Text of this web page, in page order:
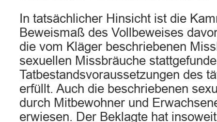
In tatsächlicher Hinsicht ist die
Beweismaß des Vollbeweises
die vom Kläger beschriebenen
sexuellen Missbräuche
Tatbestandsvoraussetzungen des
erfüllt. Auch die beschriebenen
durch Mitbewohner und
erwiesen. Der Beklagte hat